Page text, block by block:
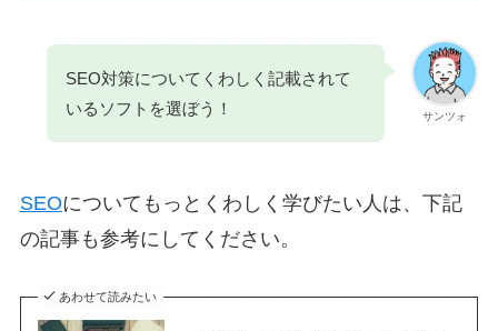
サンツォ
SEO対策についてくわしく記載されて
いるソフトを選ぼう！
SEOについてもっとくわしく学びたい人は、下記
の記事も参考にしてください。
あわせて読みたい